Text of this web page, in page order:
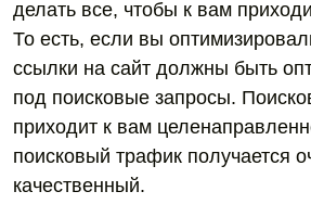
делать все, чтобы к вам
То есть, если вы
ссылки на сайт должны быть
под поисковые запросы.
приходит к вам
поисковый трафик получается
качественный.